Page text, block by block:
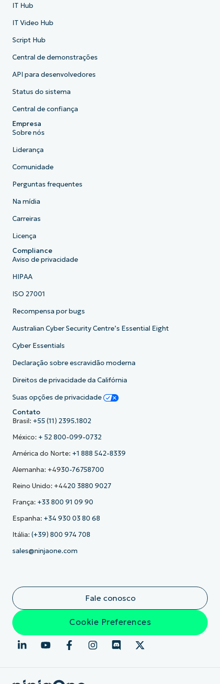
IT Hub
IT Video Hub
Script Hub
Central de demonstrações
API para desenvolvedores
Status do sistema
Central de confiança
Empresa
Sobre nós
Liderança
Comunidade
Perguntas frequentes
Na mídia
Carreiras
Licença
Compliance
Aviso de privacidade
HIPAA
ISO 27001
Recompensa por bugs
Australian Cyber Security Centre’s Essential Eight
Cyber Essentials
Declaração sobre escravidão moderna
Direitos de privacidade da Califórnia
Suas opções de privacidade
Contato
Brasil: +55 (11) 2395.1802
México: + 52 800-099-0732
América do Norte: +1 888 542-8339
Alemanha: +4930-76758700
Reino Unido: +4420 3880 9027
França: +33 800 91 09 90
Espanha: +34 930 03 80 68
Itália: (+39) 800 974 708
sales@ninjaone.com
Fale conosco
Cookie Preferences